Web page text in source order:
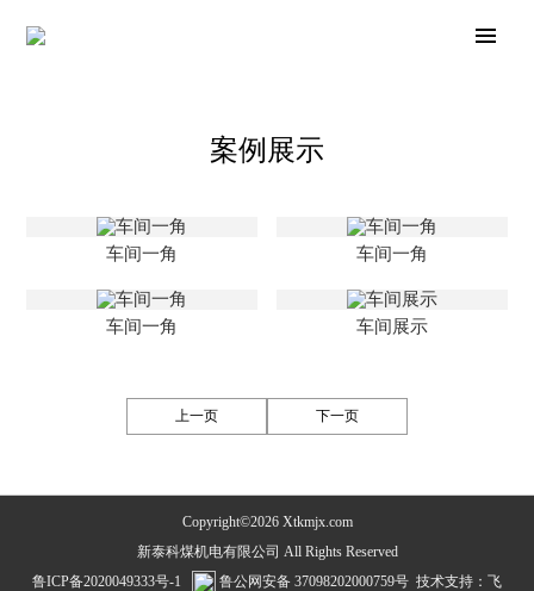
案例展示
车间一角 车间一角
车间一角 车间展示
上一页 下一页
Copyright©2026 Xtkmjx.com
新泰科煤机电有限公司 All Rights Reserved
鲁ICP备2020049333号-1
鲁公网安备 37098202000759号 技术支持： 飞